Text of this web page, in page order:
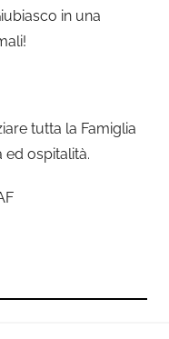
in una
tutta la Famiglia
ospitalità.